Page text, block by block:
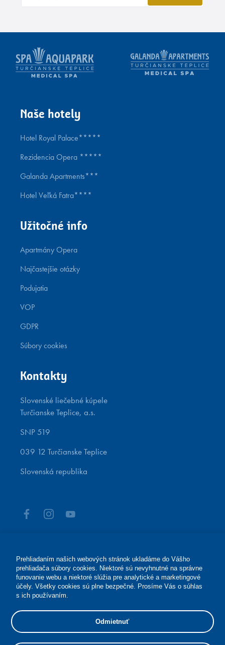
Naše hotely
Hotel Royal Palace*****
Rezidencia Opera *****
Galanda Apartments***
Hotel Veľká Fatra****
Užitočné info
Apartmány Opera
Najčastejšie otázky
Podujatia
VOP
GDPR
Súbory cookies
Kontakty
Slovenské liečebné kúpele
Turčianske Teplice, a.s.
SNP 519
039 12 Turčianske Teplice
Slovenská republika
Rezervácie pobytov
+421 43 4913 000
rezervacie@modernekupele.sk
Prehliadaním našich webových stránok ukladáme do Vášho
prehliadača súbory cookies. Niektoré sú nevyhnutné na správne
funovanie webu a niektoré slúžia pre analytické a marketingové
účely. Všetky cookies sú plne bezpečné. Prosíme Vás o súhlas
s ich používaním.
Odmietnuť